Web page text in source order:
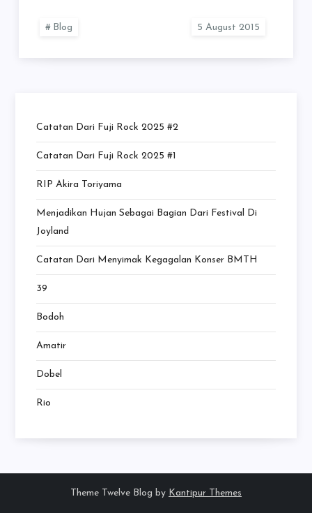
Blog
Catatan Dari Fuji Rock 2025 #2
Catatan Dari Fuji Rock 2025 #1
RIP Akira Toriyama
Menjadikan Hujan Sebagai Bagian Dari Festival Di
Joyland
Catatan Dari Menyimak Kegagalan Konser BMTH
39
Bodoh
Amatir
Dobel
Rio
Theme Twelve Blog by Kantipur Themes